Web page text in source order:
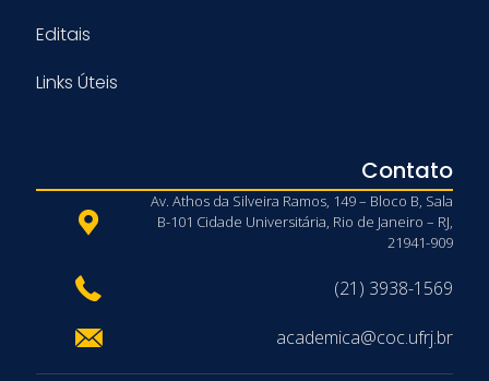
Editais
Links Úteis
Contato
Av. Athos da Silveira Ramos, 149 – Bloco B, Sala
B-101 Cidade Universitária, Rio de Janeiro – RJ,
21941-909
(21) 3938-1569
academica@coc.ufrj.br